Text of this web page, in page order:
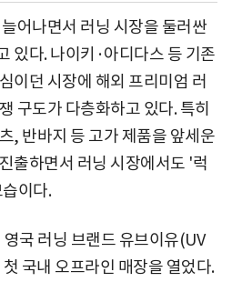
어나면서 러닝 시장을 둘러싼
있다. 나이키·아디다스 등 기존
이던 시장에 해외 프리미엄 러
구도가 다층화하고 있다. 특히
, 반바지 등 고가 제품을 앞세운
출하면서 러닝 시장에서도 '럭
이다.
국 러닝 브랜드 유브이유(UV
국내 오프라인 매장을 열었다.